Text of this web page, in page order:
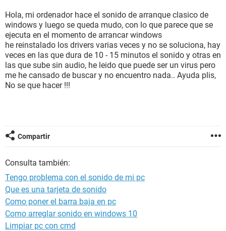
Hola, mi ordenador hace el sonido de arranque clasico de
windows y luego se queda mudo, con lo que parece que se
ejecuta en el momento de arrancar windows
he reinstalado los drivers varias veces y no se soluciona, hay
veces en las que dura de 10 - 15 minutos el sonido y otras en
las que sube sin audio, he leido que puede ser un virus pero
me he cansado de buscar y no encuentro nada.. Ayuda plis,
No se que hacer !!!
Compartir
Consulta también:
Tengo problema con el sonido de mi pc
Que es una tarjeta de sonido
Como poner el barra baja en pc
Como arreglar sonido en windows 10
Limpiar pc con cmd